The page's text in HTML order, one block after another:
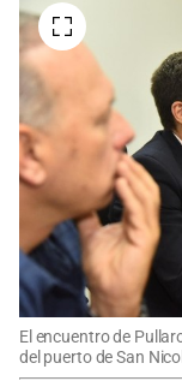
El encuentro de
del puerto de San